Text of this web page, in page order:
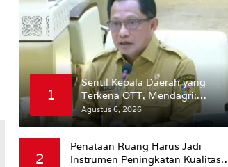
1
Sentil Kepala Daerah yang
Terkena OTT, Mendagri:
Mereka Bukan Anak Kemarin
Sore
Agustus 6, 2026
2
Penataan Ruang Harus Jadi
Instrumen Peningkatan Kualitas